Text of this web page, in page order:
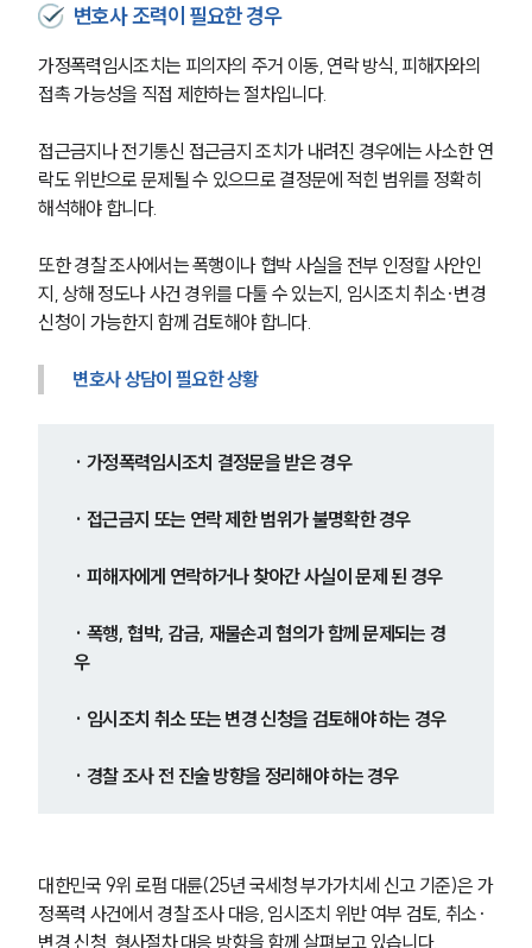
변호사 조력이 필요한 경우
가정폭력임시조치는 피의자의 주거 이동, 연락 방식, 피해자와의
접촉 가능성을 직접 제한하는 절차입니다.
접근금지나 전기통신 접근금지 조치가 내려진 경우에는 사소한 연
락도 위반으로 문제될 수 있으므로 결정문에 적힌 범위를 정확히
해석해야 합니다.
또한 경찰 조사에서는 폭행이나 협박 사실을 전부 인정할 사안인
지, 상해 정도나 사건 경위를 다툴 수 있는지, 임시조치 취소·변경
신청이 가능한지 함께 검토해야 합니다.
변호사 상담이 필요한 상황
· 가정폭력임시조치 결정문을 받은 경우
· 접근금지 또는 연락 제한 범위가 불명확한 경우
· 피해자에게 연락하거나 찾아간 사실이 문제 된 경우
· 폭행, 협박, 감금, 재물손괴 혐의가 함께 문제되는 경
우
· 임시조치 취소 또는 변경 신청을 검토해야 하는 경우
· 경찰 조사 전 진술 방향을 정리해야 하는 경우
대한민국 9위 로펌 대륜(25년 국세청 부가가치세 신고 기준)은 가
정폭력 사건에서 경찰 조사 대응, 임시조치 위반 여부 검토, 취소·
변경 신청, 형사절차 대응 방향을 함께 살펴보고 있습니다.